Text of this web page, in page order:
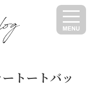
トートバッ